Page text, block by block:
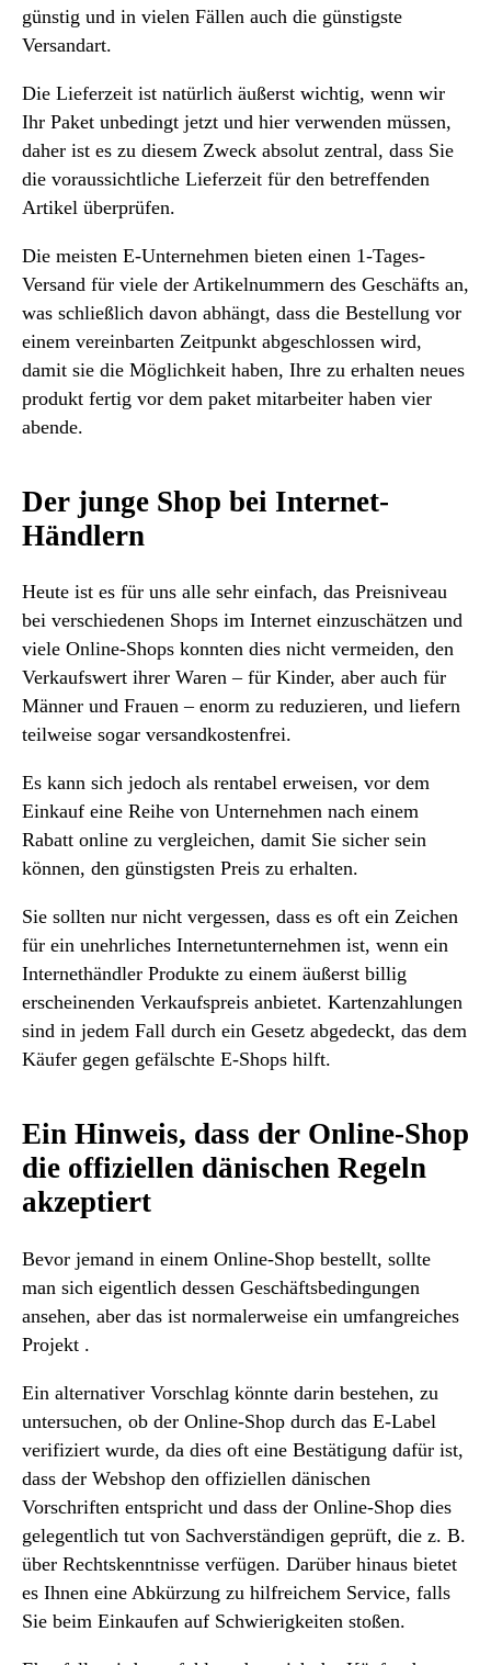
günstig und in vielen Fällen auch die günstigste
Versandart.
Die Lieferzeit ist natürlich äußerst wichtig, wenn wir
Ihr Paket unbedingt jetzt und hier verwenden müssen,
daher ist es zu diesem Zweck absolut zentral, dass Sie
die voraussichtliche Lieferzeit für den betreffenden
Artikel überprüfen.
Die meisten E-Unternehmen bieten einen 1-Tages-
Versand für viele der Artikelnummern des Geschäfts an,
was schließlich davon abhängt, dass die Bestellung vor
einem vereinbarten Zeitpunkt abgeschlossen wird,
damit sie die Möglichkeit haben, Ihre zu erhalten neues
produkt fertig vor dem paket mitarbeiter haben vier
abende.
Der junge Shop bei Internet-
Händlern
Heute ist es für uns alle sehr einfach, das Preisniveau
bei verschiedenen Shops im Internet einzuschätzen und
viele Online-Shops konnten dies nicht vermeiden, den
Verkaufswert ihrer Waren – für Kinder, aber auch für
Männer und Frauen – enorm zu reduzieren, und liefern
teilweise sogar versandkostenfrei.
Es kann sich jedoch als rentabel erweisen, vor dem
Einkauf eine Reihe von Unternehmen nach einem
Rabatt online zu vergleichen, damit Sie sicher sein
können, den günstigsten Preis zu erhalten.
Sie sollten nur nicht vergessen, dass es oft ein Zeichen
für ein unehrliches Internetunternehmen ist, wenn ein
Internethändler Produkte zu einem äußerst billig
erscheinenden Verkaufspreis anbietet. Kartenzahlungen
sind in jedem Fall durch ein Gesetz abgedeckt, das dem
Käufer gegen gefälschte E-Shops hilft.
Ein Hinweis, dass der Online-Shop
die offiziellen dänischen Regeln
akzeptiert
Bevor jemand in einem Online-Shop bestellt, sollte
man sich eigentlich dessen Geschäftsbedingungen
ansehen, aber das ist normalerweise ein umfangreiches
Projekt .
Ein alternativer Vorschlag könnte darin bestehen, zu
untersuchen, ob der Online-Shop durch das E-Label
verifiziert wurde, da dies oft eine Bestätigung dafür ist,
dass der Webshop den offiziellen dänischen
Vorschriften entspricht und dass der Online-Shop dies
gelegentlich tut von Sachverständigen geprüft, die z. B.
über Rechtskenntnisse verfügen. Darüber hinaus bietet
es Ihnen eine Abkürzung zu hilfreichem Service, falls
Sie beim Einkaufen auf Schwierigkeiten stoßen.